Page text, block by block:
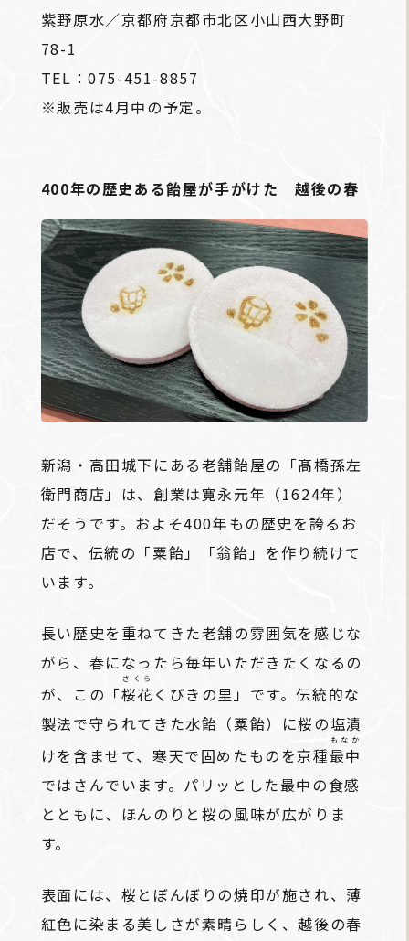
紫野原水／京都府京都市北区小山西大野町
78-1
TEL：075-451-8857
※販売は4月中の予定。
400年の歴史ある飴屋が手がけた 越後の春
新潟・高田城下にある老舗飴屋の「髙橋孫左
衛門商店」は、創業は寛永元年（1624年）
だそうです。およそ400年もの歴史を誇るお
店で、伝統の「粟飴」「翁飴」を作り続けて
います。
長い歴史を重ねてきた老舗の雰囲気を感じな
がら、春になったら毎年いただきたくなるの
が、この「桜花
さくら
くびきの里」です。伝統的な
製法で守られてきた水飴（粟飴）に桜の塩漬
けを含ませて、寒天で固めたものを京種最中
もなか
ではさんでいます。パリッとした最中の食感
とともに、ほんのりと桜の風味が広がりま
す。
表面には、桜とぼんぼりの焼印が施され、薄
紅色に染まる美しさが素晴らしく、越後の春